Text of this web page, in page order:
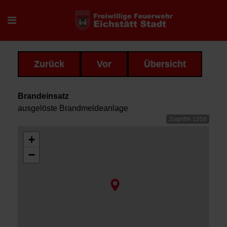
Zurück Vor Übersicht
Brandeinsatz
ausgelöste Brandmeldeanlage
Zugriffe 1258
+
−